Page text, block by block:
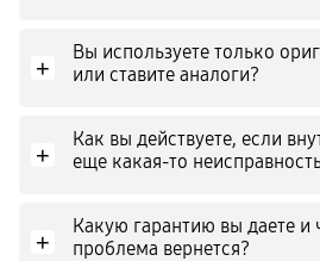
+
Вы используете только
или ставите аналоги?
+
Как вы действуете, если
еще какая-то
+
Какую гарантию вы даете и
проблема вернется?